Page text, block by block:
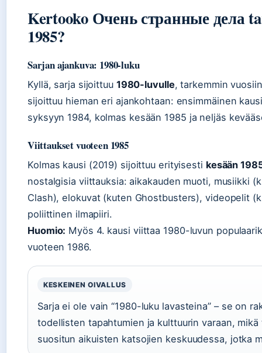
Kertooko Очень странные дела
1985?
Sarjan ajankuva: 1980-luku
Kyllä, sarja sijoittuu 1980-luvulle, tarkemmin
sijoittuu hieman eri ajankohtaan: ensimmäinen
syksyyn 1984, kolmas kesään 1985 ja neljäs
Viittaukset vuoteen 1985
Kolmas kausi (2019) sijoittuu erityisesti kesään
nostalgisia viittauksia: aikakauden muoti, musiikki
Clash), elokuvat (kuten Ghostbusters), videopelit
poliittinen ilmapiiri.
Huomio: Myös 4. kausi viittaa 1980-luvun
vuoteen 1986.
KESKEINEN OIVALLUS
Sarja ei ole vain “1980-luku lavasteina” – se on
todellisten tapahtumien ja kulttuurin varaan,
suositun aikuisten katsojien keskuudessa, jotka